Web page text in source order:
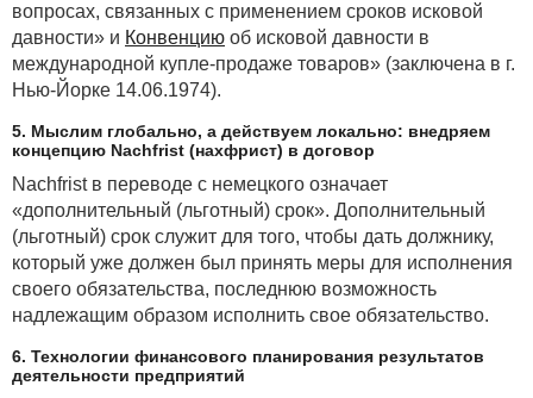
вопросах, связанных с применением сроков исковой
давности» и Конвенцию об исковой давности в
международной купле-продаже товаров» (заключена в г.
Нью-Йорке 14.06.1974).
5. Мыслим глобально, а действуем локально: внедряем
концепцию Nachfrist (нахфрист) в договор
Nachfrist в переводе с немецкого означает
«дополнительный (льготный) срок». Дополнительный
(льготный) срок служит для того, чтобы дать должнику,
который уже должен был принять меры для исполнения
своего обязательства, последнюю возможность
надлежащим образом исполнить свое обязательство.
6. Технологии финансового планирования результатов
деятельности предприятий